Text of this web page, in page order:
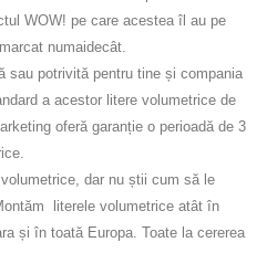
WOW! pe care acestea îl au pe
numaidecât.
sau potrivită pentru tine și compania
a acestor litere volumetrice de
oferă garanție o perioadă de 3
dar nu știi cum să le
literele volumetrice atât în
și în toată Europa. Toate la cererea